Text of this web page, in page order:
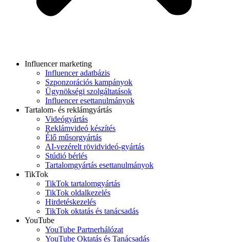
Influencer marketing
Influencer adatbázis
Szponzorációs kampányok
Ügynökségi szolgáltatások
Influencer esettanulmányok
Tartalom- és reklámgyártás
Videógyártás
Reklámvideó készítés
Élő műsorgyártás
AI-vezérelt rövidvideó-gyártás
Stúdió bérlés
Tartalomgyártás esettanulmányok
TikTok
TikTok tartalomgyártás
TikTok oldalkezelés
Hirdetéskezelés
TikTok oktatás és tanácsadás
YouTube
YouTube Partnerhálózat
YouTube Oktatás és Tanácsadás